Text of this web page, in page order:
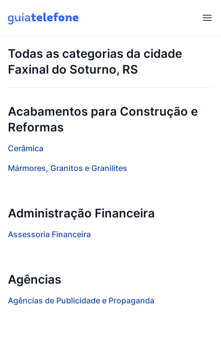
Todas as categorias da cidade
Faxinal do Soturno, RS
Acabamentos para Construção e
Reformas
Cerâmica
Mármores, Granitos e Granilites
Administração Financeira
Assessoria Financeira
Agências
Agências de Publicidade e Propaganda